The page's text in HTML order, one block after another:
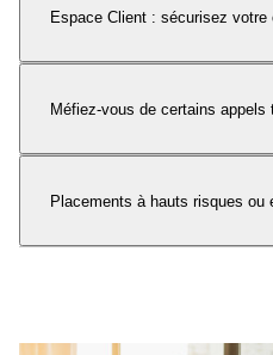
Espace Client : sécurisez votre
Méfiez-vous de certains appels
Placements à hauts risques ou